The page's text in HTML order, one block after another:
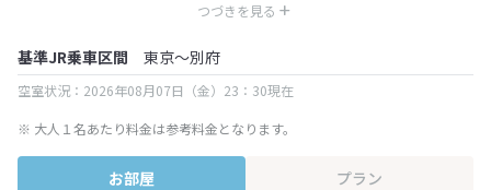
つづきを見る
※ 表示されている旅行代金・プラン内容は一定時間ごとに更新されます。最
基準JR乗車区間 東京～別府
空室状況：2026年08月07日（金）23：30現在
※ 大人１名あたり料金は参考料金となります。
お部屋 プラン